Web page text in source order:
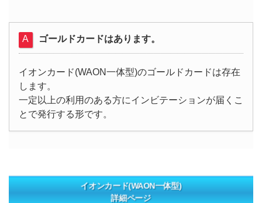
ゴールドカードはあります。
イオンカード(WAON一体型)のゴールドカードは存在
します。
一定以上の利用のある方にインビテーションが届くこ
とで発行する形です。
イオンカード(WAON一体型)
詳細ページ